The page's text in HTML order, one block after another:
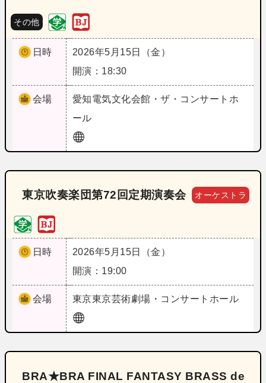
その他
日時
2026年5月15日（金）
開演：18:30
会場 愛知電気文化会館・ザ・コンサートホ
ール
東京吹奏楽団第72回定期演奏会 オーケストラ
日時
2026年5月15日（金）
開演：19:00
会場 東京東京芸術劇場・コンサートホール
BRA★BRA FINAL FANTASY BRASS de